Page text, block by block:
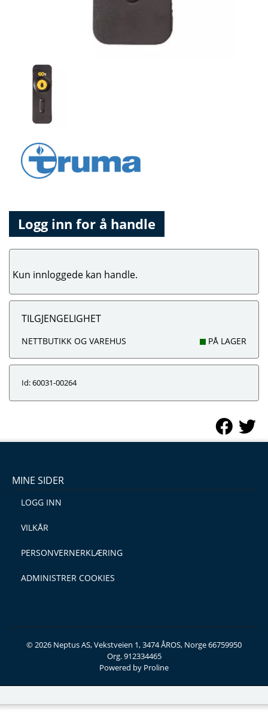
Logg inn for å handle
Kun innloggede kan handle.
TILGJENGELIGHET
NETTBUTIKK OG VAREHUS PÅ LAGER
Id: 60031-00264
MINE SIDER
LOGG INN
VILKÅR
PERSONVERNERKLÆRING
ADMINISTRER COOKIES
© 2026 Neptus AS, Vekstveien 1, 3474 ÅROS, Norge 66759950
Org. 912334465
Powered by Proline